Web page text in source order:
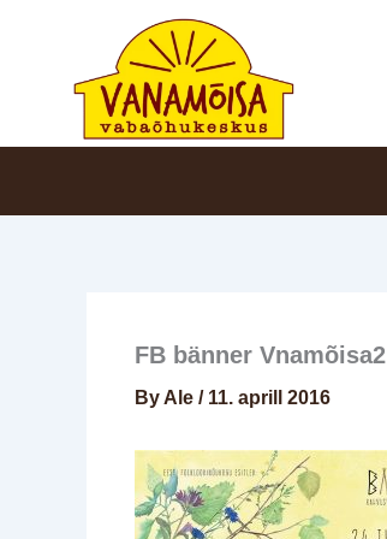
FB bänner Vnamõisa2
By Ale / 11. aprill 2016